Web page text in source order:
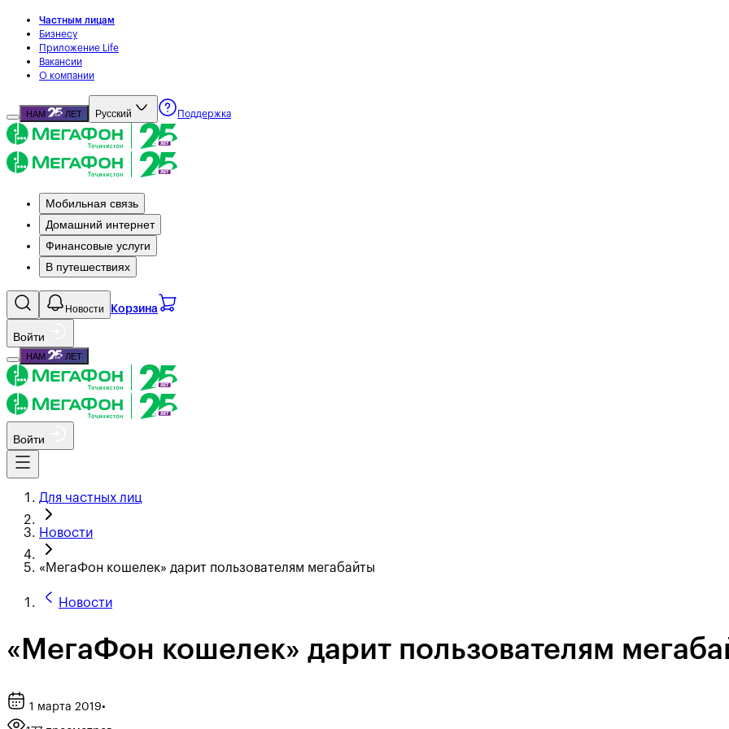
Частным лицам
Бизнесу
Приложение Life
Вакансии
О компании
НАМ ЛЕТ Русский Поддержка
Мобильная связь
Домашний интернет
Финансовые услуги
В путешествиях
Новости Корзина
Войти
НАМ ЛЕТ
Войти
Для частных лиц
Новости
«МегаФон кошелек» дарит пользователям мегабайты
Новости
«МегаФон кошелек» дарит пользователям
1 марта 2019•